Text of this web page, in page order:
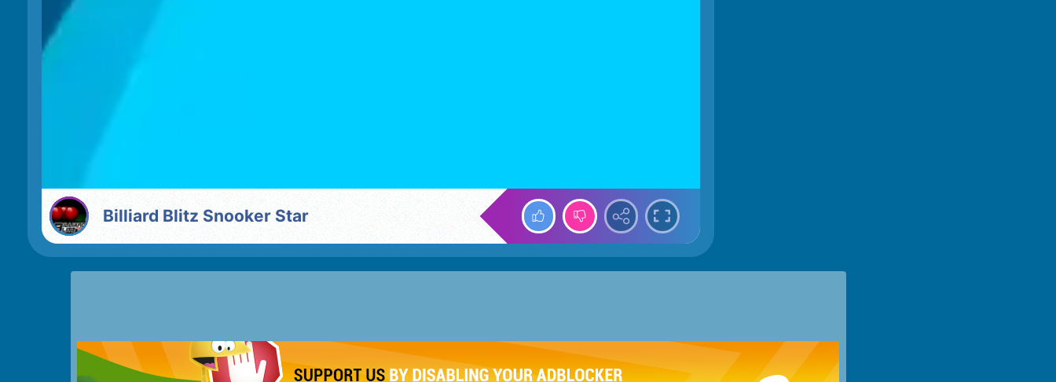
Billiard Blitz Snooker Star